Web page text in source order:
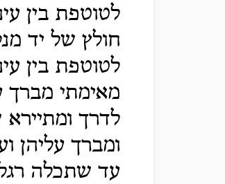
לטוטפת בין
חולץ של יד
לטוטפת בין
מאימתי מברך
לדרך
ומברך עליהן
עד שתכלה רגל